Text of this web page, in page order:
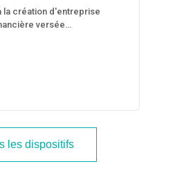
la création d'entreprise
versée…
les dispositifs